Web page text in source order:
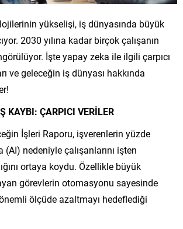
yükselişi, iş dünyasında büyük
2030 yılına kadar birçok çalışanın
İşte yapay zeka ile ilgili çarpıcı
ve geleceğin iş dünyası hakkında
KAYBI: ÇARPICI VERİLER
İşleri Raporu, işverenlerin yüzde
(AI) nedeniyle çalışanlarını işten
ortaya koydu. Özellikle büyük
görevlerin otomasyonu sayesinde
önemli ölçüde azaltmayı hedeflediği